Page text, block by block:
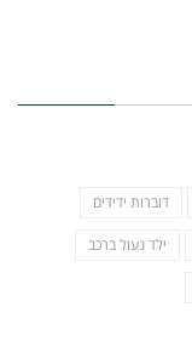
דוברות ידידים
ילד נעול ברכב